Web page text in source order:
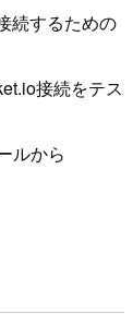
続するための
接続をテス
ルから